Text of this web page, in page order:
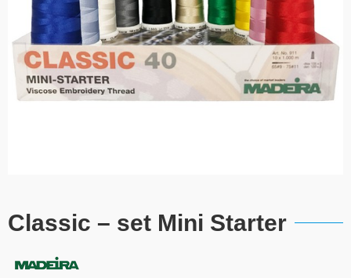
Classic – set Mini Starter